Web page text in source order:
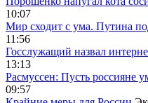
10:07
Мир сходит с ума. Путина
11:56
Госслужащий назвал
13:13
Расмуссен: Пусть россияне
09:57